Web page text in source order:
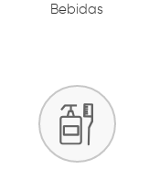
Bebidas